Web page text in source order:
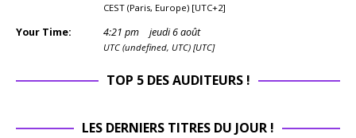
CEST (Paris, Europe) [UTC+2]
Your Time: 4:21 pm jeudi 6 août
UTC (undefined, UTC) [UTC]
TOP 5 DES AUDITEURS !
LES DERNIERS TITRES DU JOUR !